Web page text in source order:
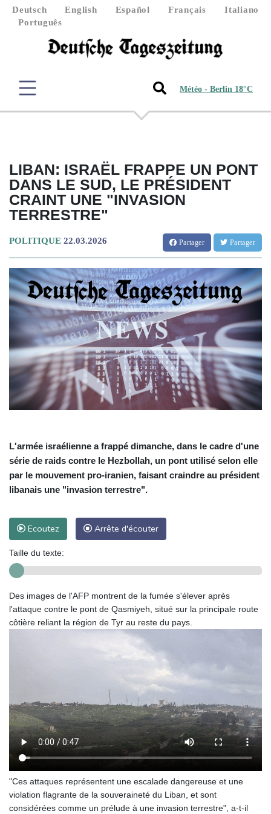
Deutsch English Español Français
Italiano
Português
Météo - Berlin 18°C
LIBAN: ISRAËL FRAPPE UN PONT
DANS LE SUD, LE PRÉSIDENT
CRAINT UNE "INVASION
TERRESTRE"
POLITIQUE 22.03.2026 Partager Partager
L'armée israélienne a frappé dimanche, dans le cadre d'une
série de raids contre le Hezbollah, un pont utilisé selon elle
par le mouvement pro-iranien, faisant craindre au président
libanais une "invasion terrestre".
Ecoutez Arrête d'écouter
Taille du texte:
Des images de l'AFP montrent de la fumée s'élever après
l'attaque contre le pont de Qasmiyeh, situé sur la principale route
côtière reliant la région de Tyr au reste du pays.
"Ces attaques représentent une escalade dangereuse et une
violation flagrante de la souveraineté du Liban, et sont
considérées comme un prélude à une invasion terrestre", a-t-il